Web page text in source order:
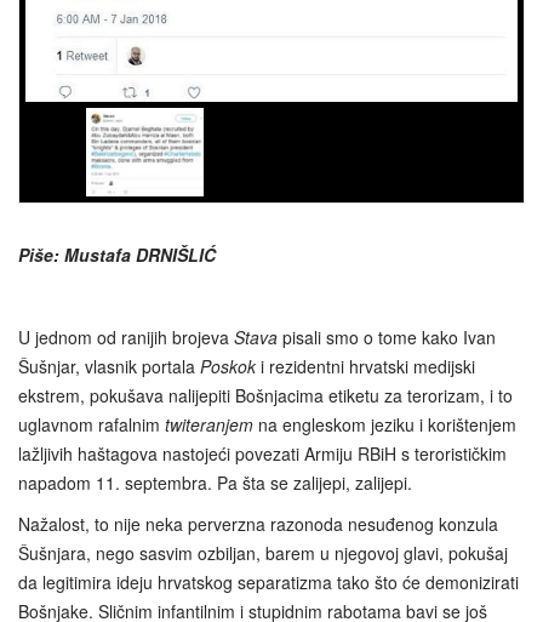
Piše: Mustafa DRNIŠLIĆ
U jednom od ranijih brojeva Stava pisali smo o tome kako Ivan
Šušnjar, vlasnik portala Poskok i rezidentni hrvatski medijski
ekstrem, pokušava nalijepiti Bošnjacima etiketu za terorizam, i to
uglavnom rafalnim twiteranjem na engleskom jeziku i korištenjem
lažljivih haštagova nastojeći povezati Armiju RBiH s terorističkim
napadom 11. septembra. Pa šta se zalijepi, zalijepi.
Nažalost, to nije neka perverzna razonoda nesuđenog konzula
Šušnjara, nego sasvim ozbiljan, barem u njegovoj glavi, pokušaj
da legitimira ideju hrvatskog separatizma tako što će demonizirati
Bošnjake. Sličnim infantilnim i stupidnim rabotama bavi se još